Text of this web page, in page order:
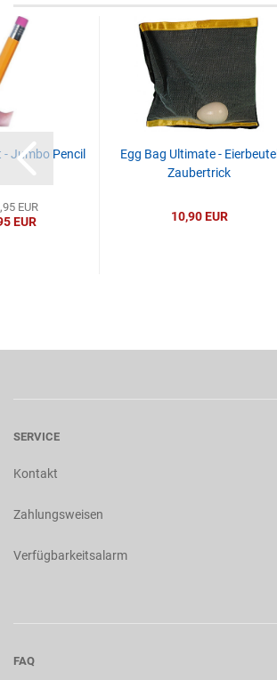
Jumbo Pencil
EUR
EUR
Egg Bag Ultimate - Eierbeutel
Zaubertrick
10,90 EUR
SERVICE
Kontakt
Zahlungsweisen
Verfügbarkeitsalarm
FAQ